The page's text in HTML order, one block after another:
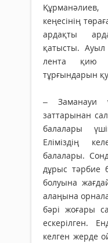
кеңесінің
ардақты
қатысты.
лента қию
тұрғындарын
– Заманауи
заттарынан
балалары
Еліміздің
балалары.
дұрыс тәрбие
болуына
алаңына
бәрі жоғары
ескерілген.
келген жерде